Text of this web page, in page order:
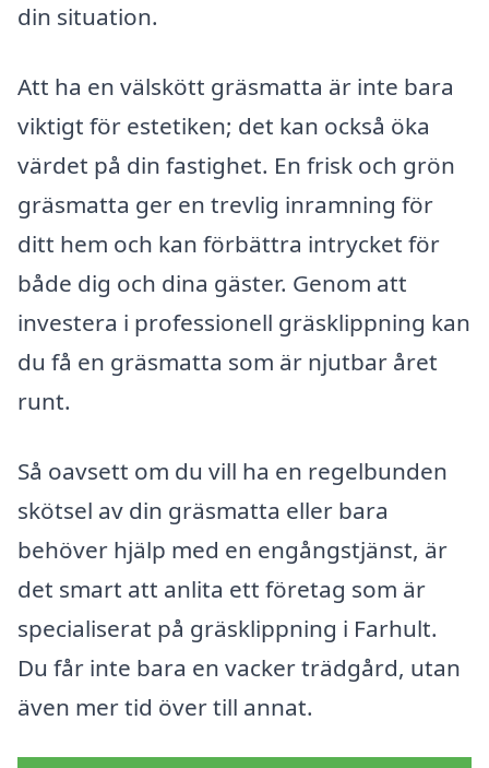
din situation.
Att ha en välskött gräsmatta är inte bara
viktigt för estetiken; det kan också öka
värdet på din fastighet. En frisk och grön
gräsmatta ger en trevlig inramning för
ditt hem och kan förbättra intrycket för
både dig och dina gäster. Genom att
investera i professionell gräsklippning kan
du få en gräsmatta som är njutbar året
runt.
Så oavsett om du vill ha en regelbunden
skötsel av din gräsmatta eller bara
behöver hjälp med en engångstjänst, är
det smart att anlita ett företag som är
specialiserat på gräsklippning i Farhult.
Du får inte bara en vacker trädgård, utan
även mer tid över till annat.